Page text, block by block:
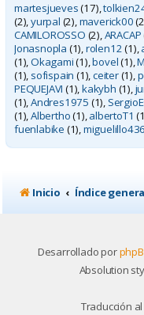
martesjueves(17),
(2),yurpal (2),maverick00
CAMILOROSSO (2),ARACAP
Jonasnopla (1),rolen12(1),
(1),Okagami(1),bovel(1),
(1), sofispain (1),ceiter(1),
PEQUEJAVI (1),kakybh (1),
(1),Andres1975 (1),
(1),Albertho(1),albertoT1
fuenlabike (1),miguelillo436
Inicio Índice
Desarrollado por
Absolution
Traducción